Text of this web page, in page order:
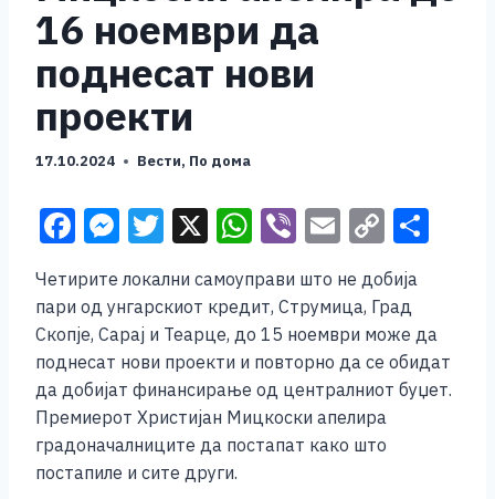
16 ноември да
поднесат нови
проекти
17.10.2024 Вести, По дома
F
c
e
b
o
o
k
M
ss
e
n
g
er
T
tt
er
X W
at
s
A
p
p
Vi
er
E
ai
l
C
o
p
y
Li
n
k
e
Четирите локални самоуправи што не добија
пари од унгарскиот кредит, Струмица, Град
Скопје, Сарај и Теарце, до 15 ноември може да
поднесат нови проекти и повторно да се обидат
да добијат финансирање од централниот буџет.
Премиерот Христијан Мицкоски апелира
градоначалниците да постапат како што
постапиле и сите други.